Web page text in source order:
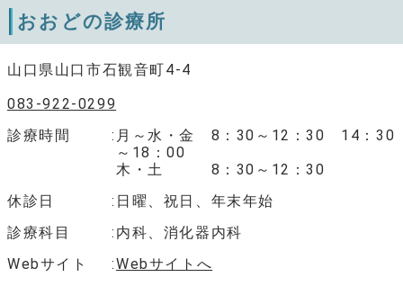
おおどの診療所
山口県山口市石観音町4-4
083-922-0299
診療時間
月～水・金 8：30～12：30 14：30
～18：00
木・土 8：30～12：30
休診日
日曜、祝日、年末年始
診療科目
内科、消化器内科
Webサイト
Webサイトへ